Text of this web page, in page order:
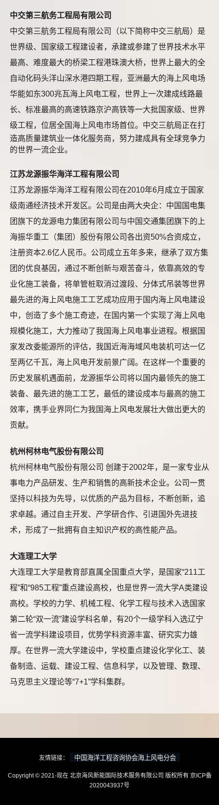
中交第三航务工程局有限公司
中交第三航务工程局有限公司（以下简称中交三航局）是
世界级、国家级工程建设者，承建或参建了世界技术水平
最高、难度最大的桥梁工程港珠澳大桥，世界上最大的全
自动化码头洋山深水港四期工程，亚洲最大的海上风电场
华能如东300兆瓦海上风电工程，世界上一次建成线路最
长、标准最高的高速铁路京沪高铁等一大批国家级、世界
级工程，位居全国海上风电市场首位。 中交三航局正在打
造高质量建筑业一体化服务商，努力建成具有全球竞争力
的世界一流企业。
江苏龙源振华海洋工程有限公司
江苏龙源振华海洋工程有限公司在2010年6月成立于国家
级南通经济技术开发区。公司是由两大央企：中国国电集
团旗下的龙源电力集团有限公司与中国交通集团旗下的上
海振华重工（集团）股份有限公司各出资50%合资成立，
注册资本2.6亿人民币。公司成立五年多来，继承了双方集
团的优良基因，通过不断创新与艰苦奋斗，依靠高效的专
业化施工装备，将单管桩取消过渡段、分体式吊装等世界
最先进的海上风电施工工艺成功应用于国内海上风电建设
中，创造了多个施工奇迹，在国内第一个实现了海上风电
规模化施工，大力推动了我国海上风电事业进程。根据国
家发改委能源所的评估，我国近海海域风电装机可达一亿
至两亿千瓦，海上风电开发前景广阔。在这样一个重要的
历史发展机遇面前，龙源振华公司将以国内最领先的施工
装备、最先进的施工工艺，最低的建设成本与最高的施工
效率，携手业界同仁为我国海上风电发展壮大做出更大的
贡献。
杭州柯林电气股份有限公司
杭州柯林电气股份有限公司 创建于2002年，是一家专业从
事电力产品研发、生产和销售的高新技术企业。公司一贯
坚持以科技为先导，以优质的产品为目标，不断创新，追
求卓越。通过自主开发、产学研合作、引进国外先进技
术，形成了一批拥有自主知识产权的高性能产品。
大连理工大学
大连理工大学是教育部直属全国重点大学，是国家“211工
程”和“985工程”重点建设高校，也是世界一流大学A类建设
高校。学校的力学、机械工程、化学工程与技术入选国家
第二轮“双一流”建设学科名单，有20个一级学科入选辽宁
省一流学科建设项目，优势学科资源丰富、研究实力雄
厚。在世界一流大学建设中，学校重点建设化学化工、装
备制造、运载、建设工程、信息科学，以及管理、数理、
马克思主义理论等“7+1”学科集群。
友情链接：
Copyright © 2021-现在 北京海风新能国际技术服务有限公司 版权所有 京ICP备
2020043937号